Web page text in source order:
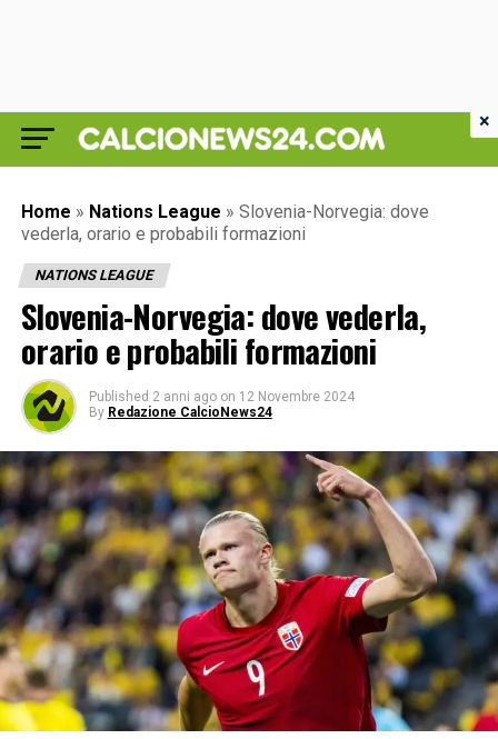
Home » Nations League » Slovenia-Norvegia: dove
vederla, orario e probabili formazioni
NATIONS LEAGUE
Slovenia-Norvegia: dove vederla,
orario e probabili formazioni
Published 2 anni ago on 12 Novembre 2024
By Redazione CalcioNews24
×